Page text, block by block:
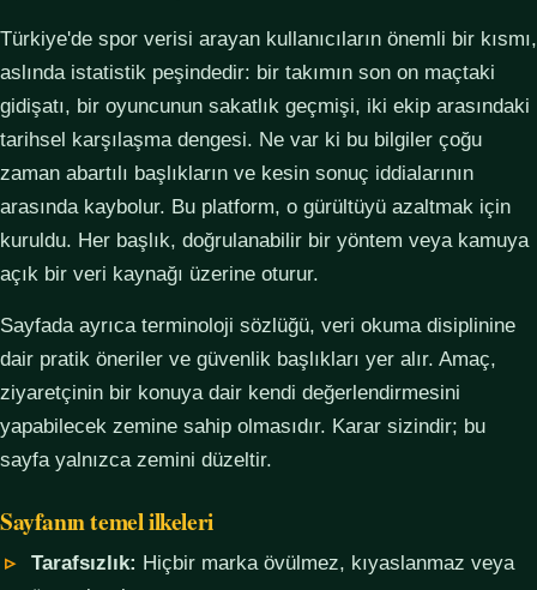
Türkiye'de spor verisi arayan kullanıcıların önemli bir kısmı,
aslında istatistik peşindedir: bir takımın son on maçtaki
gidişatı, bir oyuncunun sakatlık geçmişi, iki ekip arasındaki
tarihsel karşılaşma dengesi. Ne var ki bu bilgiler çoğu
zaman abartılı başlıkların ve kesin sonuç iddialarının
arasında kaybolur. Bu platform, o gürültüyü azaltmak için
kuruldu. Her başlık, doğrulanabilir bir yöntem veya kamuya
açık bir veri kaynağı üzerine oturur.
Sayfada ayrıca terminoloji sözlüğü, veri okuma disiplinine
dair pratik öneriler ve güvenlik başlıkları yer alır. Amaç,
ziyaretçinin bir konuya dair kendi değerlendirmesini
yapabilecek zemine sahip olmasıdır. Karar sizindir; bu
sayfa yalnızca zemini düzeltir.
Sayfanın temel ilkeleri
Tarafsızlık: Hiçbir marka övülmez, kıyaslanmaz veya